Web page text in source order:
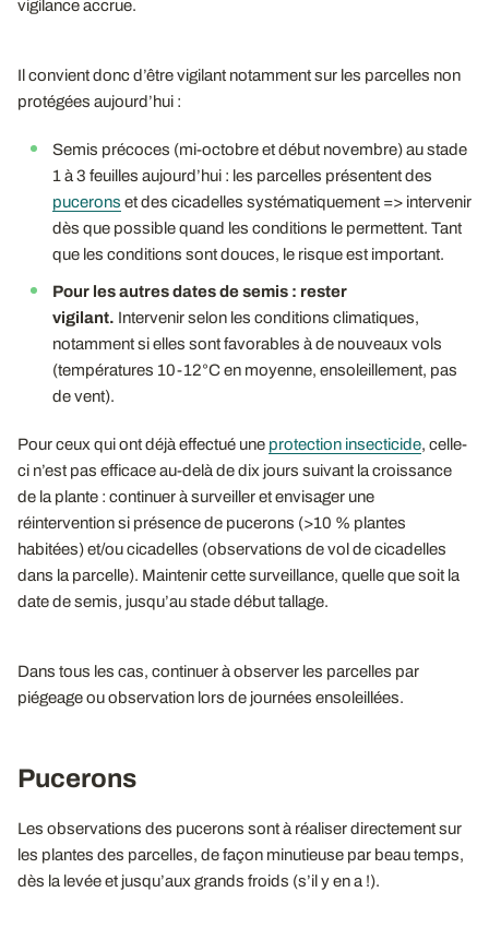
vigilance accrue.
Il convient donc d’être vigilant notamment sur les parcelles non
protégées aujourd’hui :
Semis précoces (mi-octobre et début novembre) au stade
1 à 3 feuilles aujourd’hui : les parcelles présentent des
pucerons et des cicadelles systématiquement => intervenir
dès que possible quand les conditions le permettent. Tant
que les conditions sont douces, le risque est important.
Pour les autres dates de semis : rester
vigilant. Intervenir selon les conditions climatiques,
notamment si elles sont favorables à de nouveaux vols
(températures 10-12°C en moyenne, ensoleillement, pas
de vent).
Pour ceux qui ont déjà effectué une protection insecticide, celle-
ci n’est pas efficace au-delà de dix jours suivant la croissance
de la plante : continuer à surveiller et envisager une
réintervention si présence de pucerons (>10 % plantes
habitées) et/ou cicadelles (observations de vol de cicadelles
dans la parcelle). Maintenir cette surveillance, quelle que soit la
date de semis, jusqu’au stade début tallage.
Dans tous les cas, continuer à observer les parcelles par
piégeage ou observation lors de journées ensoleillées.
Pucerons
Les observations des pucerons sont à réaliser directement sur
les plantes des parcelles, de façon minutieuse par beau temps,
dès la levée et jusqu’aux grands froids (s’il y en a !).